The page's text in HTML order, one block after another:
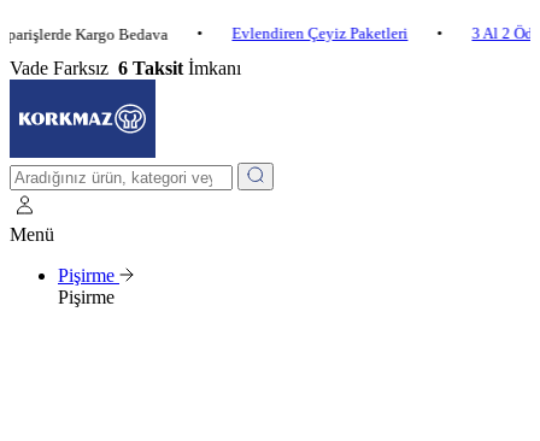
Kargo Bedava • Evlendiren Çeyiz Paketleri • 3 Al 2 Öde •
Vade Farksız 6 Taksit İmkanı
Menü
Pişirme
Pişirme